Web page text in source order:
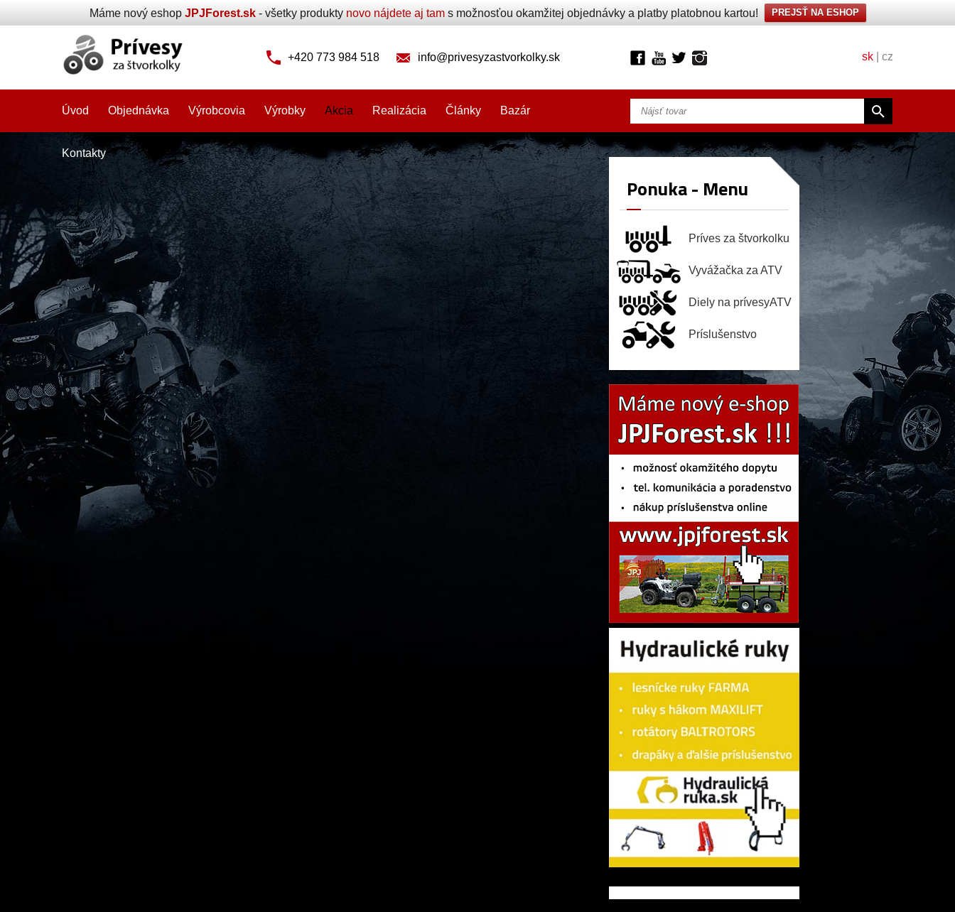
Máme nový eshop JPJForest.sk- všetky produkty novo nájdete aj tams možnosťou okamžitej objednávky a platby platobnou kartou! PREJSŤ NA ESHOP
+420 773 984 518 info@privesyzastvorkolky.sk sk| cz
Úvod Objednávka Výrobcovia Výrobky Akcia Realizácia Články Bazár
Kontakty
Ponuka - Menu
Príves za štvorkolku
Vyvážačka za ATV
Diely na prívesyATV
Príslušenstvo